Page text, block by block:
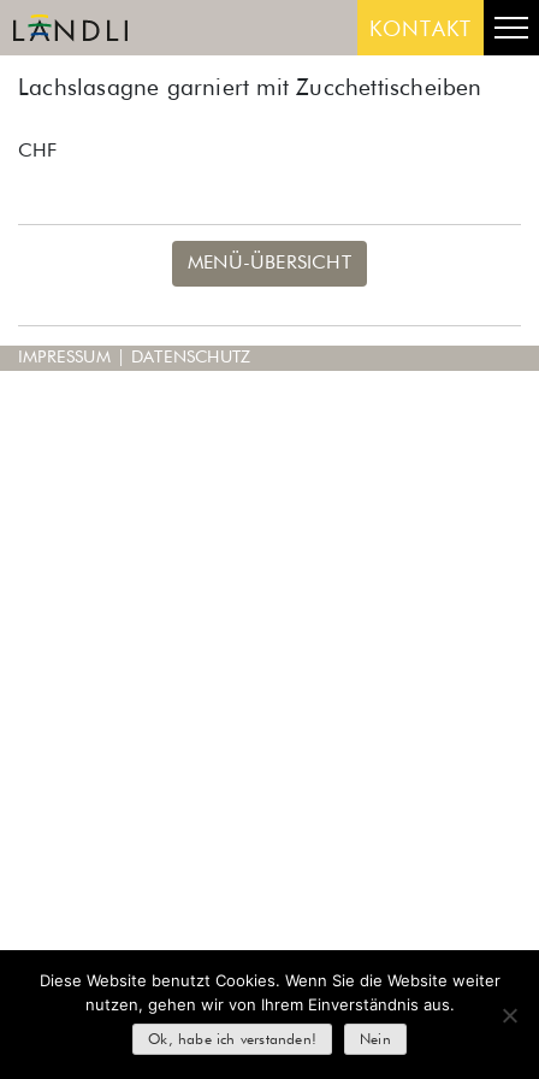
Skip
to
KONTAKT
Lachslasagne garniert mit Zucchettischeiben
CHF
MENÜ-ÜBERSICHT
IMPRESSUM DATENSCHUTZ
Diese Website benutzt Cookies. Wenn Sie die Website weiter
nutzen, gehen wir von Ihrem Einverständnis aus.
Ok, habe ich verstanden! Nein